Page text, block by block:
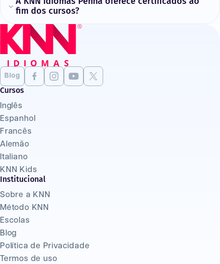
fim dos cursos?
Blog
Cursos
Inglês
Espanhol
Francês
Alemão
Italiano
KNN Kids
Institucional
Sobre a KNN
Método KNN
Escolas
Blog
Política de Privacidade
Termos de uso